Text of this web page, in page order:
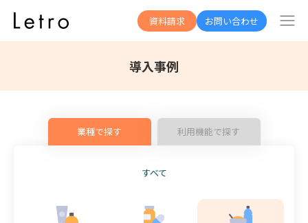
資料請求 お問い合わせ
導入事例
業種で探す 利用機能で探す
すべて